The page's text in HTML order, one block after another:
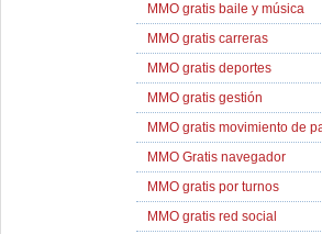
MMO gratis baile y música
MMO gratis carreras
MMO gratis deportes
MMO gratis gestión
MMO gratis movimiento de
MMO Gratis navegador
MMO gratis por turnos
MMO gratis red social